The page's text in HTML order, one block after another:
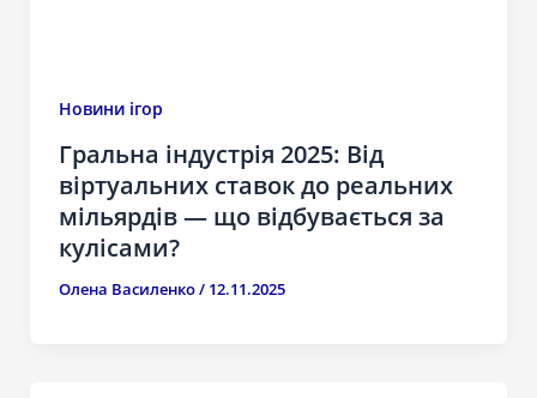
Новини ігор
Гральна індустрія 2025: Від
віртуальних ставок до реальних
мільярдів — що відбувається за
кулісами?
Олена Василенко/ 12.11.2025